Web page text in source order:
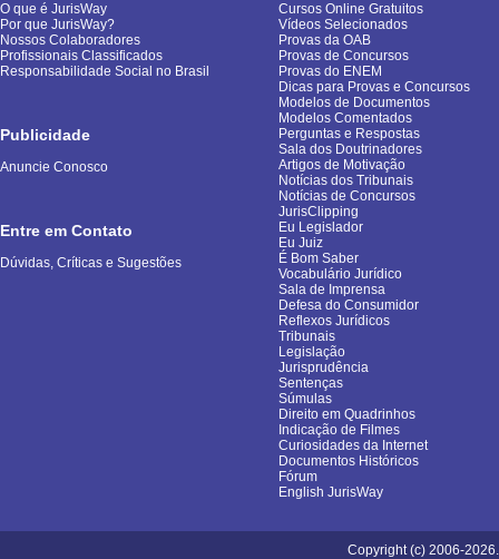
O que é JurisWay
Por que JurisWay?
Nossos Colaboradores
Profissionais Classificados
Responsabilidade Social no Brasil
Publicidade
Anuncie Conosco
Entre em Contato
Dúvidas, Críticas e Sugestões
Cursos Online Gratuitos
Vídeos Selecionados
Provas da OAB
Provas de Concursos
Provas do ENEM
Dicas para Provas e Concursos
Modelos de Documentos
Modelos Comentados
Perguntas e Respostas
Sala dos Doutrinadores
Artigos de Motivação
Notícias dos Tribunais
Notícias de Concursos
JurisClipping
Eu Legislador
Eu Juiz
É Bom Saber
Vocabulário Jurídico
Sala de Imprensa
Defesa do Consumidor
Reflexos Jurídicos
Tribunais
Legislação
Jurisprudência
Sentenças
Súmulas
Direito em Quadrinhos
Indicação de Filmes
Curiosidades da Internet
Documentos Históricos
Fórum
English JurisWay
Copyright (c) 2006-